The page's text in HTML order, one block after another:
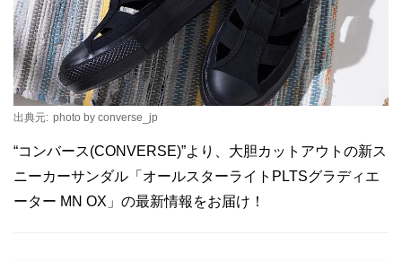
出典元: photo by converse_jp
“コンバース(CONVERSE)”より、大胆カットアウトの新ス
ニーカーサンダル「オールスターライトPLTSグラディエ
ーター MN OX」の最新情報をお届け！